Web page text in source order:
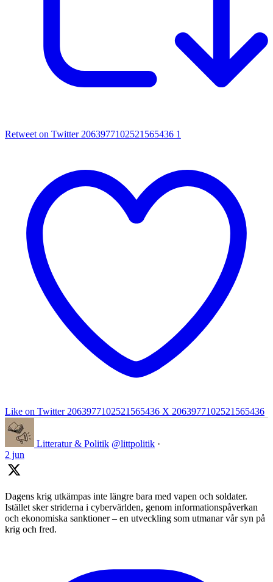
Retweet on Twitter 2063977102521565436 1
Like on Twitter 2063977102521565436 X 2063977102521565436
Litteratur & Politik @littpolitik ·
2 jun
Dagens krig utkämpas inte längre bara med vapen och soldater.
Istället sker striderna i cybervärlden, genom informationspåverkan
och ekonomiska sanktioner – en utveckling som utmanar vår syn på
krig och fred.